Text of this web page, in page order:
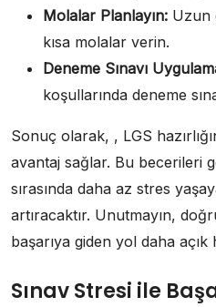
Molalar Planlayın: Uzun
kısa molalar verin.
Deneme Sınavı
koşullarında deneme
Sonuç olarak, , LGS
avantaj sağlar. Bu becerileri
sırasında daha az stres
artıracaktır. Unutmayın,
başarıya giden yol daha açık
Sınav Stresi ile